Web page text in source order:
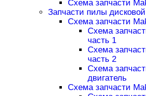
Схема запчасти
Запчасти пилы
Схема запчасти
Схема
часть 1
Схема
часть 2
Схема
двигатель
Схема запчасти